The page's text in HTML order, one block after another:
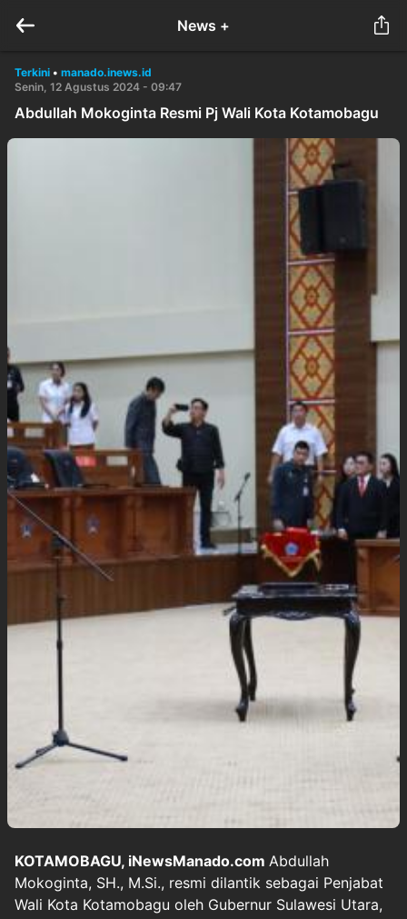
News +
Terkini • manado.inews.id
Senin, 12 Agustus 2024 - 09:47
Abdullah Mokoginta Resmi Pj Wali Kota Kotamobagu
KOTAMOBAGU, iNewsManado.com Abdullah
Mokoginta, SH., M.Si., resmi dilantik sebagai Penjabat
Wali Kota Kotamobagu oleh Gubernur Sulawesi Utara,